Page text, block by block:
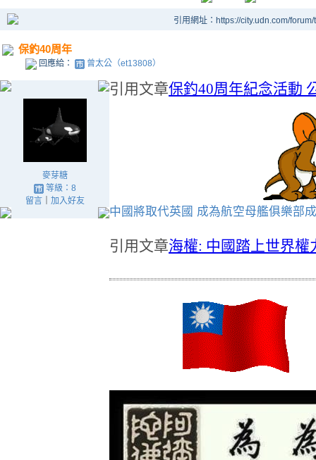
引用網址：https://city.udn.com/
保釣40周年
回應給： 曾太公（et13808）
麥芽糖
等級：8
留言｜ 加入好友
引用文章保釣40周年紀念活動
中國將取代英國 成為航空母艦俱樂部
引用文章海權: 中國踏上世界權